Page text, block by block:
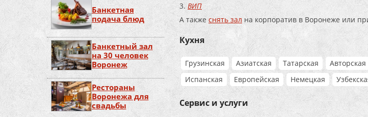
Банкетная
подача блюд
Банкетный зал
на 30 человек
Воронеж
Рестораны
Воронежа для
свадьбы
ВИП
А также снять зал на корпоратив в Воронеже или
Кухня
Грузинская Азиатская Татарская Авторская
Испанская
Европейская Немецкая
Сервис и услуги